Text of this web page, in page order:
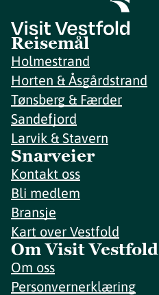
Reisemål
Holmestrand
Horten & Åsgårdstrand
Tønsberg & Færder
Sandefjord
Larvik & Stavern
Snarveier
Kontakt oss
Bli medlem
Bransje
Kart over Vestfold
Om Visit Vestfold
Om oss
Personvernerklæring